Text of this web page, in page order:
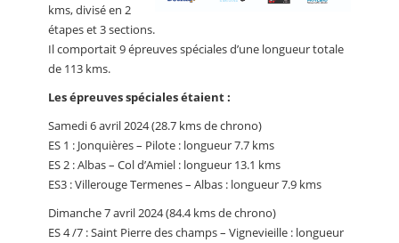
kms, divisé en 2
étapes et 3 sections.
Il comportait 9 épreuves spéciales d’une longueur totale
de 113 kms.
Les épreuves spéciales étaient :
Samedi 6 avril 2024 (28.7 kms de chrono)
ES 1 : Jonquières – Pilote : longueur 7.7 kms
ES 2 : Albas – Col d’Amiel : longueur 13.1 kms
ES3 : Villerouge Termenes – Albas : longueur 7.9 kms
Dimanche 7 avril 2024 (84.4 kms de chrono)
ES 4 /7 : Saint Pierre des champs – Vignevieille : longueur